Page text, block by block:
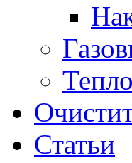
Статьи